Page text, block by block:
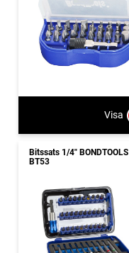
Visa
Bitssats 1/4" BONDTOOLS
BT53